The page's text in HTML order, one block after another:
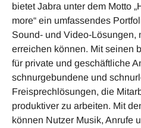
bietet Jabra unter dem Motto
more“ ein umfassendes
Sound- und Video-Lösungen,
erreichen können. Mit seinen
für private und geschäftliche
schnurgebundene und
Freisprechlösungen, die
produktiver zu arbeiten. Mit
können Nutzer Musik, Anrufe